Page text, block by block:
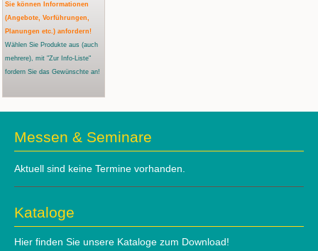
Sie können Informationen
(Angebote, Vorführungen,
Planungen etc.) anfordern!
Wählen Sie Produkte aus (auch
mehrere), mit "Zur Info-Liste"
fordern Sie das Gewünschte an!
Messen & Seminare
Aktuell sind keine Termine vorhanden.
Kataloge
Hier finden Sie unsere Kataloge zum Download!